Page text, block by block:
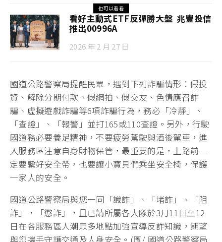
也可以看看
看好主動式ETF反彈勝大盤 兆豐投信
推出00996A
2026 年 2 月 27 日
國道公路警察局提醒民眾，遇到下列詐騙情形：假投
資、解除分期付款、假網拍、假交友、色情應召詐
騙、虛擬遊戲詐騙等6項詐騙行為，務必「冷靜」、
「查證」、「報警」並打165或110查證。另外，行駛
國道務必要養足精神，不要疲勞駕駛與酒後駕車，進
入服務區注意自身財物保管，最重要的是，上路前一
定要繫好安全帶，也要讓小寶貝們乘坐安全椅，保護
一家人的安全。
國道公路警察局與您一同「識詐」、「堵詐」、「阻
詐」，「懲詐」，且已請所屬各大隊於3月11日至12
日在各服務區人潮眾多地點加強宣導反詐知識，期望
與您攜手守護交通及人身安全。(圖/ 國道公路警察局